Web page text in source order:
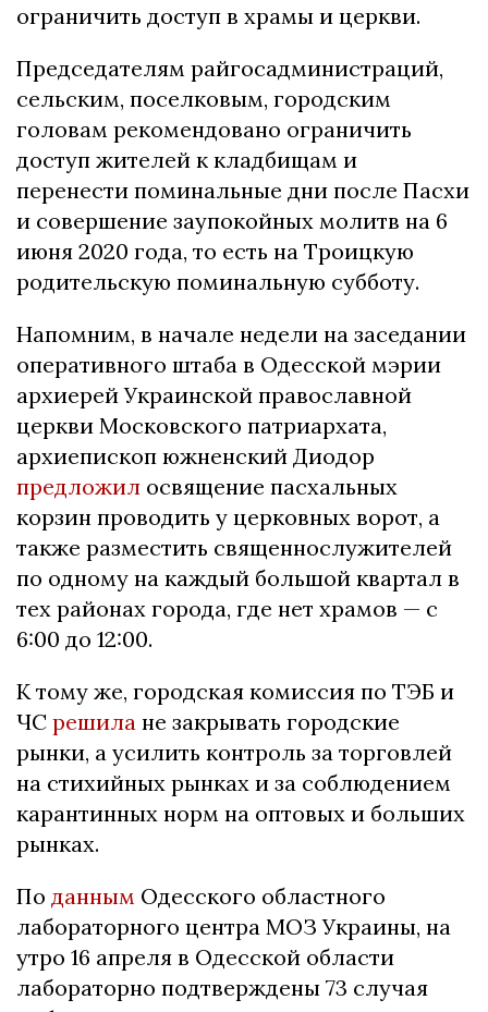
ограничить доступ в храмы и церкви.
Председателям райгосадминистраций,
сельским, поселковым, городским
головам рекомендовано ограничить
доступ жителей к кладбищам и
перенести поминальные дни после Пасхи
и совершение заупокойных молитв на 6
июня 2020 года, то есть на Троицкую
родительскую поминальную субботу.
Напомним, в начале недели на заседании
оперативного штаба в Одесской мэрии
архиерей Украинской православной
церкви Московского патриархата,
архиепископ южненский Диодор
предложил освящение пасхальных
корзин проводить у церковных ворот, а
также разместить священнослужителей
по одному на каждый большой квартал в
тех районах города, где нет храмов — с
6:00 до 12:00.
К тому же, городская комиссия по ТЭБ и
ЧС решила не закрывать городские
рынки, а усилить контроль за торговлей
на стихийных рынках и за соблюдением
карантинных норм на оптовых и больших
рынках.
По данным Одесского областного
лабораторного центра МОЗ Украины, на
утро 16 апреля в Одесской области
лабораторно подтверждены 73 случая